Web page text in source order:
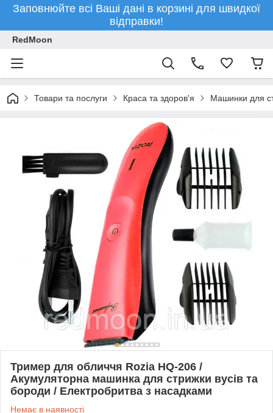
Заповнюйте всі Ваші дані в корзині для швидкої
відправки!
RedMoon
Товари та послуги Краса та здоров'я Машинки для
Тример для обличчя Rozia HQ-206 /
Акумуляторна машинка для стрижки вусів та
бороди / Електробритва з насадками
Немає в наявності